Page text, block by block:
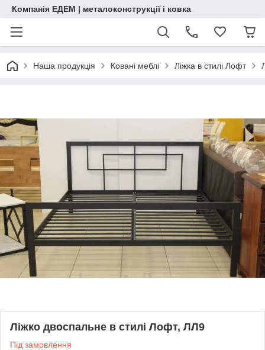
Компанія ЕДЕМ | металоконструкції і ковка
Наша продукція Ковані меблі Ліжка в стилі Лофт
Ліжко двоспальне в стилі Лофт, ЛЛ9
Під замовлення